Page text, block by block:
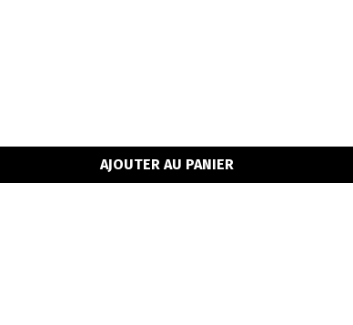
AJOUTER AU PANIER